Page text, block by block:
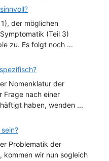
der möglichen
(Teil 3)
zu. Es folgt noch ...
Nomenklatur der
Frage nach einer
haben, wenden ...
Problematik der
kommen wir nun sogleich